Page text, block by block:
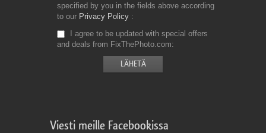
specified by you in the fields above according
to our Privacy Policy
I agree to be updated with special offers
and deals from FixThePhoto.com
Viesti meille Facebookissa